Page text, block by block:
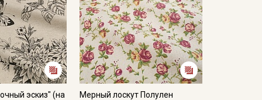
эскиз" (на
Мерный лоскут Полулен